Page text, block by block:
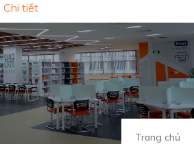
Chi tiết
Trang chủ